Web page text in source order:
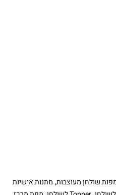
שולחן מעוצבות,מתנות אישיות